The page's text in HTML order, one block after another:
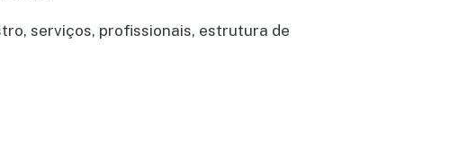
serviços, profissionais, estrutura de